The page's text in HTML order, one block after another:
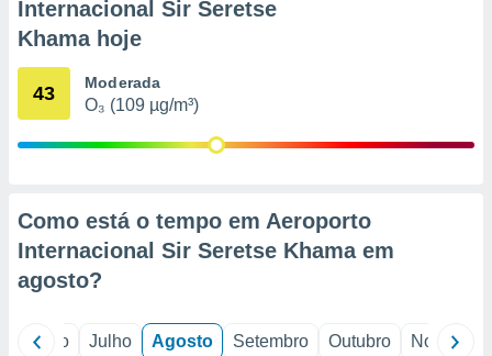
através
estudos
de
1199
Internacional Sir Seretse
Khama hoje
43 Moderada
O₃ (109 µg/m³)
Como está o tempo em Aeroporto
Internacional Sir Seretse Khama em
agosto?
Junho Julho Agosto Setembro Outubro Novembro